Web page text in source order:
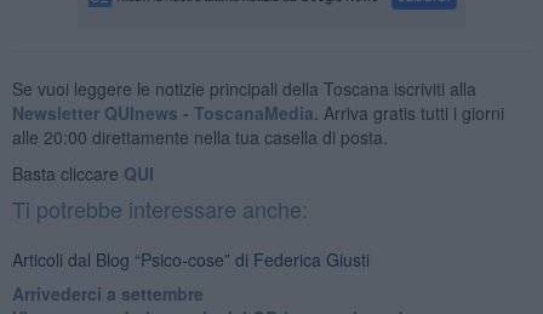
Se vuoi leggere le notizie principali della Toscana iscriviti alla
Newsletter QUInews - ToscanaMedia. Arriva gratis tutti i giorni
alle 20:00 direttamente nella tua casella di posta.
Basta cliccare QUI
Ti potrebbe interessare anche:
Articoli dal Blog “Psico-cose” di Federica Giusti
​Arrivederci a settembre